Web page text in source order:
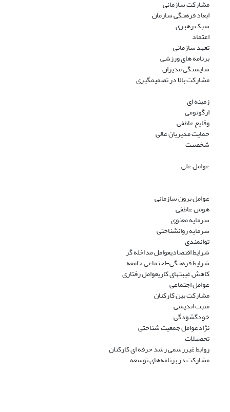
مشارکت سازمانی
ابعاد فرهنگی سازمان
سبک رهبری
اعتماد
تعهد سازمانی
برنامه های ورزشی
شایستگی مدیران
مشارکت بالا در تصمیمگیری
زمینه ای
ارگونومی
وقایع عاطفی
حمایت مدیریان عالی
شخصیت
عوامل علی
عوامل برون سازمانی
هوش عاطفی
سرمایه معنوی
سرمایه روانشناختی
توانمندی
شرایط اقتصادیعوامل مداخله گر
شرایط فرهنگی-اجتماعی جامعه
کاهش غیبتهای کاریعوامل رفتاری
عوامل اجتماعی
مشارکت بین کارکنان
مثبت اندیشی
خودگشودگی
نژادعوامل جمعیت شناختی
تحصیلات
روابط غیررسمی رشد حرفه ای کارکنان
مشارکت در برنامه‌های توسعه